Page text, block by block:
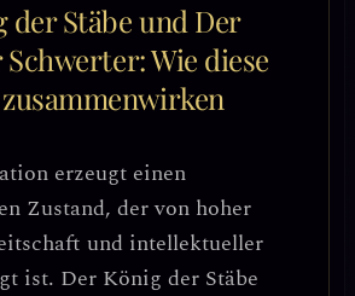
der Stäbe und Der
Wie diese
erzeugt einen
Zustand, der von hoher
und intellektueller
ist. Der König der Stäbe